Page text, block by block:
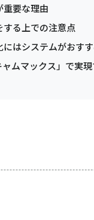
重要な理由
る上での注意点
はシステムがおす
ャムマックス」で実